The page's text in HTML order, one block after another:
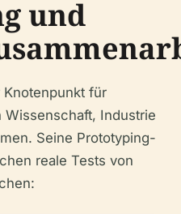
und
Knotenpunkt für
Industrie
Seine Prototyping-
reale Tests von